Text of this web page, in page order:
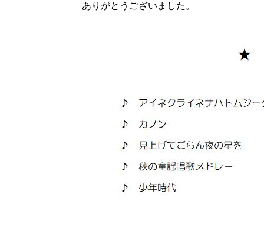
ありがとうございました。